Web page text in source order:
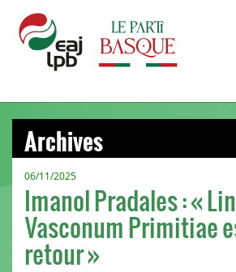
Archives
06/11/2025
Imanol Pradales : «
Vasconum Primitiae
retour »